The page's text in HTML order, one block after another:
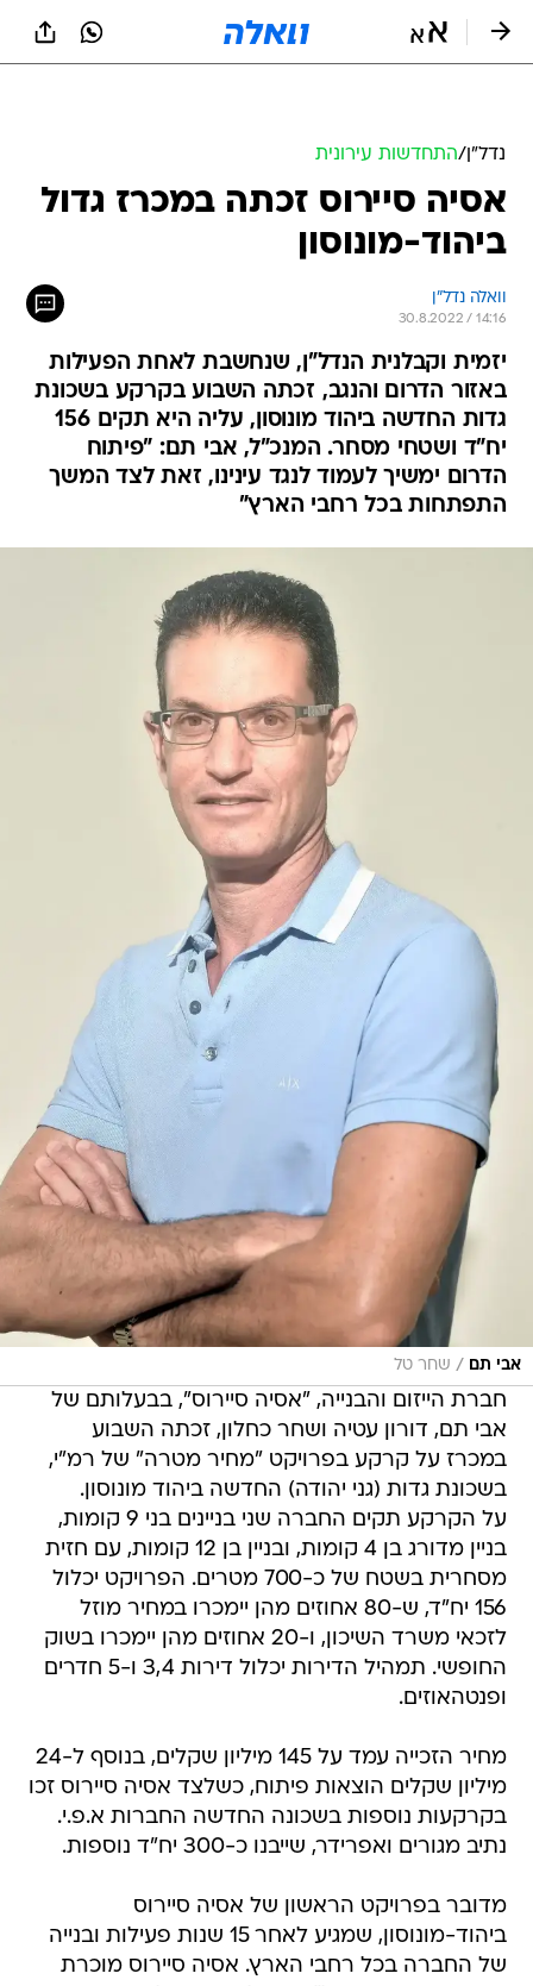
נדל״ן/התחדשות עירונית
אסיה סיירוס זכתה במכרז גדול
ביהוד-מונוסון
וואלה נדל"ן
30.8.2022 / 14:16
יזמית וקבלנית הנדל"ן, שנחשבת לאחת הפעילות
באזור הדרום והנגב, זכתה השבוע בקרקע בשכונת
גדות החדשה ביהוד מונוסון, עליה היא תקים 156
יח"ד ושטחי מסחר. המנכ"ל, אבי תם: "פיתוח
הדרום ימשיך לעמוד לנגד עינינו, זאת לצד המשך
התפתחות בכל רחבי הארץ"
אבי תם / שחר טל
חברת הייזום והבנייה, "אסיה סיירוס", בבעלותם של
אבי תם, דורון עטיה ושחר כחלון, זכתה השבוע
במכרז על קרקע בפרויקט "מחיר מטרה" של רמ"י,
בשכונת גדות (גני יהודה) החדשה ביהוד מונוסון.
על הקרקע תקים החברה שני בניינים בני 9 קומות,
בניין מדורג בן 4 קומות, ובניין בן 12 קומות, עם חזית
מסחרית בשטח של כ-700 מטרים. הפרויקט יכלול
156 יח"ד, ש-80 אחוזים מהן יימכרו במחיר מוזל
לזכאי משרד השיכון, ו-20 אחוזים מהן יימכרו בשוק
החופשי. תמהיל הדירות יכלול דירות 3,4 ו-5 חדרים
ופנטהאוזים.
מחיר הזכייה עמד על 145 מיליון שקלים, בנוסף ל-24
מיליון שקלים הוצאות פיתוח, כשלצד אסיה סיירוס זכו
בקרקעות נוספות בשכונה החדשה החברות א.פ.י.
נתיב מגורים ואפרידר, שייבנו כ-300 יח"ד נוספות.
מדובר בפרויקט הראשון של אסיה סיירוס
ביהוד-מונוסון, שמגיע לאחר 15 שנות פעילות ובנייה
של החברה בכל רחבי הארץ. אסיה סיירוס מוכרת